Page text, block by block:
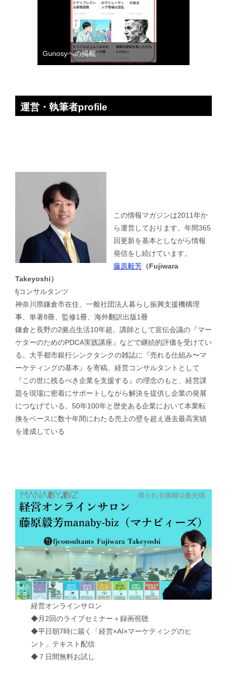
Gunosyへの掲載
運営・執筆者profile
この情報マガジンは2011年か
ら運営しております。年間365
回更新を基本としながら情報
発信をし続けています。
藤原毅芳 （Fujiwara
Takeyoshi）
fjコンサルタンツ
神奈川県鎌倉市在住、一般社団法人暮らし振興支援機構理
事、単著8冊、監修1冊、海外翻訳出版1冊
鎌倉と長野の2拠点生活10年超。講師として宣伝会議の『マー
ケターのためのPDCA実践講座』などで継続的評価を受けてい
る。大手都市銀行シンクタンクの雑誌に『売れる仕組み〜マ
ーケティングの基本』を寄稿。経営コンサルタントとして
『この世に残るべき企業を支援する』の理念のもと、経営課
題を現場に密着にサポートしながら解決を提供し企業の発展
につなげている。50年100年と歴史ある企業において本業転
換をベースに数十年間にわたる売上の壁を超え過去最高実績
を達成している
経営オンラインサロン
◆月2回のライブセミナー＋録画視聴
◆平日朝7時に届く「経営×AI×マーケティングのヒ
ント」テキスト配信
◆７日間無料お試し